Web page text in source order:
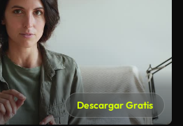
Descargar Gratis